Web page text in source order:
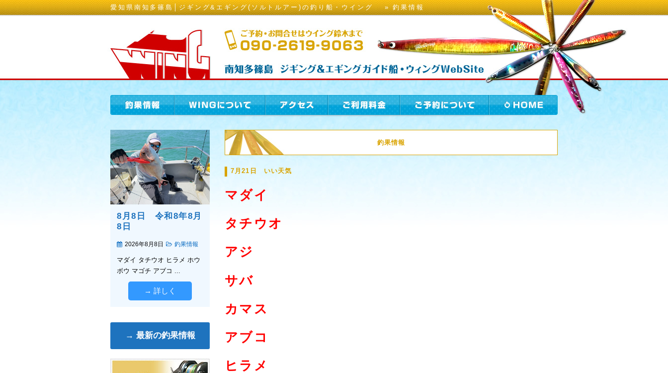
愛知県南知多篠島│ジギング&エギング(ソルトルアー)の釣り船・ウイング » 釣果情報
釣果情報
7月21日 いい天気
マダイ
タチウオ
アジ
サバ
カマス
アブコ
ヒラメ
8月8日 令和8年8月
8日
2026年8月8日 釣果情報
マダイ タチウオ ヒラメ ホウ
ボウ マゴチ アブコ ...
→ 詳しく
→ 最新の釣果情報